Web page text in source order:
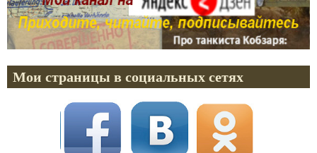
Мои страницы в социальных сетях